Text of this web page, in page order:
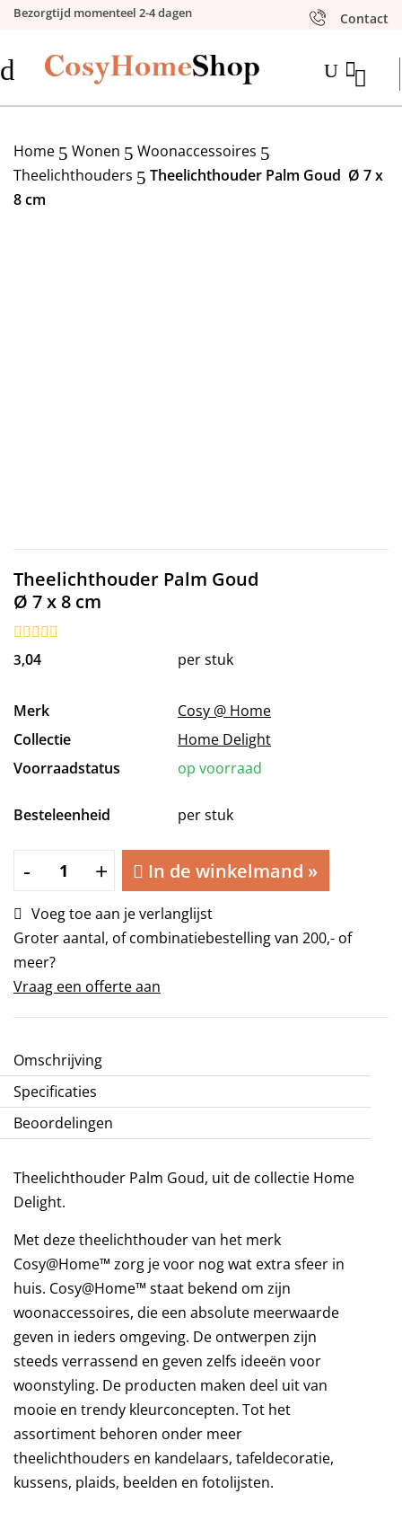
Bezorgtijd momenteel 2-4 dagen Contact
d 
U
Home 5 Wonen 5 Woonaccessoires 5
Theelichthouders 5 Theelichthouder Palm Goud Ø 7 x
8 cm
Theelichthouder Palm Goud
Ø 7 x 8 cm
3,04 per stuk
Merk
Cosy @ Home
Collectie
Home Delight
Voorraadstatus
op voorraad
Besteleenheid per stuk
-
Theelichthouder
Goud
Ø
7
x
aantal
+ In de winkelmand »
Voeg toe aan je verlanglijst
Groter aantal, of combinatiebestelling van 200,- of
meer?
Vraag een offerte aan
Omschrijving
Specificaties
Beoordelingen
Theelichthouder Palm Goud, uit de collectie Home
Delight.
Met deze theelichthouder van het merk
Cosy@Home™ zorg je voor nog wat extra sfeer in
huis. Cosy@Home™ staat bekend om zijn
woonaccessoires, die een absolute meerwaarde
geven in ieders omgeving. De ontwerpen zijn
steeds verrassend en geven zelfs ideeën voor
woonstyling. De producten maken deel uit van
mooie en trendy kleurconcepten. Tot het
assortiment behoren onder meer
theelichthouders en kandelaars, tafeldecoratie,
kussens, plaids, beelden en fotolijsten.